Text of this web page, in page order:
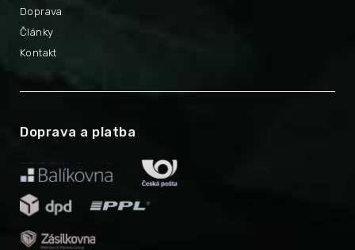
Doprava
Články
Kontakt
Doprava a platba